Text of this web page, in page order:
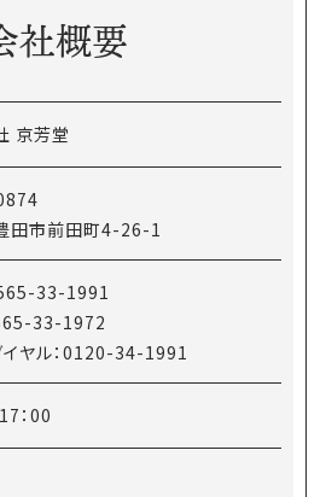
社概要
京芳堂
田市前田町4-26-1
33-1991
33-1972
イヤル：0120-34-1991
：00